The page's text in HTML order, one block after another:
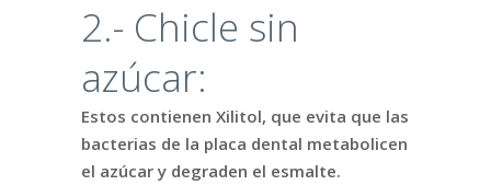
2.- Chicle sin
azúcar:
Estos contienen Xilitol, que evita que las
bacterias de la placa dental metabolicen
el azúcar y degraden el esmalte.